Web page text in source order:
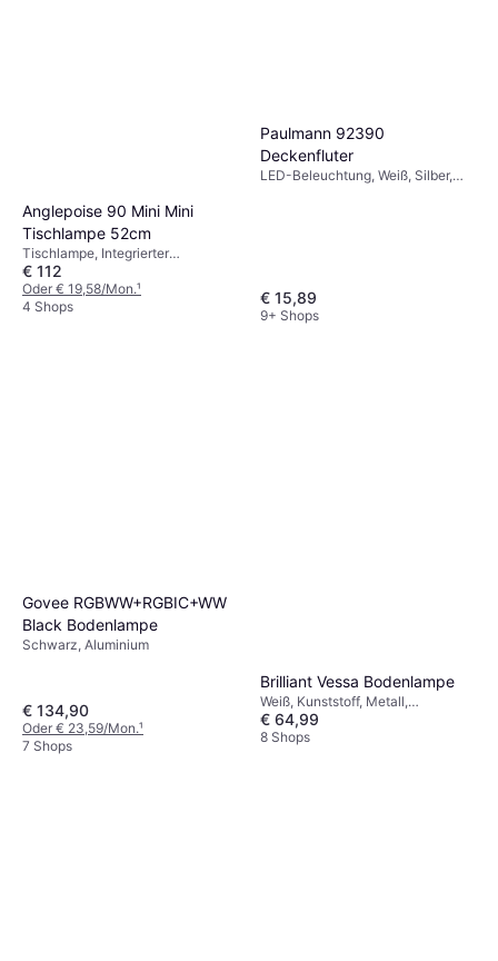
Anglepoise 90 Mini Mini
Tischlampe 52cm
Tischlampe, Integrierter
Ein-/Ausschalter, Dimmbar, LED-
Beleuchtung, Beige, Schwarz, Rot,
Silber, Grau, Blau, Metall, Stahl,
€ 112
Oder € 19,58/Mon.¹
4 Shops
Paulmann 92390
Deckenfluter
LED-Beleuchtung, Weiß, Silber,
€ 15,89
9+ Shops
Govee RGBWW+RGBIC+WW
Black Bodenlampe
Schwarz, Aluminium
€ 134,90
Oder € 23,59/Mon.¹
7 Shops
Brilliant Vessa Bodenlampe
Weiß, Kunststoff, Metall,
Lampensockel: E27
€ 64,99
8 Shops